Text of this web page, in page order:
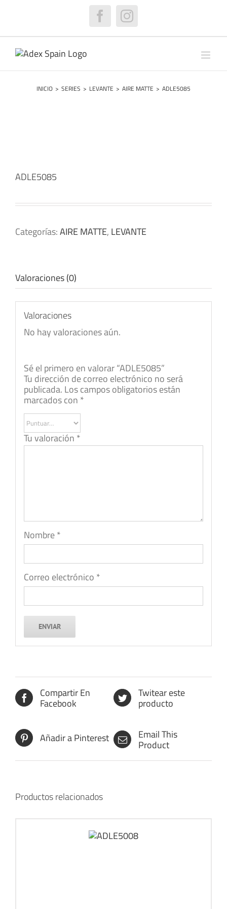
FacebookInstagram
INICIO > SERIES > LEVANTE > AIRE MATTE > ADLE5085
ADLE5085
Categorías:AIRE MATTE, LEVANTE
Valoraciones (0)
Valoraciones
No hay valoraciones aún.
Sé el primero en valorar “ADLE5085”
Tu dirección de correo electrónico no será
publicada. Los campos obligatorios están
marcados con *
Tu valoración *
Nombre*
Correo electrónico *
Compartir En
Facebook
Twitear este
producto
Añadir a Pinterest Email This
Product
Productos relacionados